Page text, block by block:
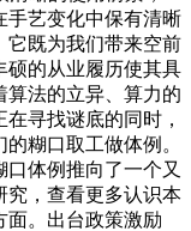
手艺变化中保有清晰
它既为我们带来空前
硕的从业履历使其具
算法的立异、算力的
寻找谜底的同时，
糊口取工做体例。
体例推向了一个又
究，查看更多认识本
面。出台政策激励